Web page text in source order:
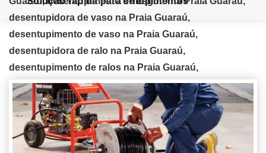
desentupidora de vaso na Praia Guaraú,
desentupimento de vaso na Praia Guaraú,
desentupidora de ralo na Praia Guaraú,
desentupimento de ralos na Praia Guaraú,
desentupidora de pias na Praia Guaraú,
desentupimento de pias na Praia Guaraú